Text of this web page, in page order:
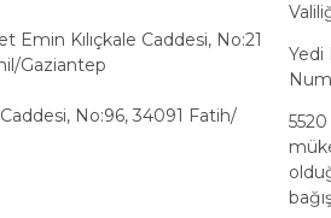
Kılıçkale Caddesi, No:21
Gaziantep
No:96, 34091 Fatih/
Yedi